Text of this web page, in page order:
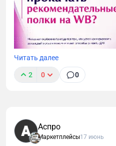
Читать далее
2 0 0
Аспро
Маркетплейсы17 июнь